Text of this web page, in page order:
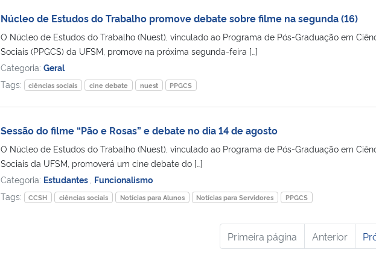
Núcleo de Estudos do Trabalho promove debate sobre filme na segunda (16)
O Núcleo de Estudos do Trabalho (Nuest), vinculado ao Programa de Pós-Graduação em
Sociais (PPGCS) da UFSM, promove na próxima segunda-feira […]
Categoria: Geral
Tags:
ciências sociais cine debate nuest PPGCS
Sessão do filme “Pão e Rosas” e debate no dia 14 de agosto
O Núcleo de Estudos do Trabalho (Nuest), vinculado ao Programa de Pós-Graduação em
Sociais da UFSM, promoverá um cine debate do […]
Categoria: Estudantes Funcionalismo
Tags:
CCSH ciências sociais Notícias para Alunos Notícias para Servidores PPGCS
Primeira página Anterior